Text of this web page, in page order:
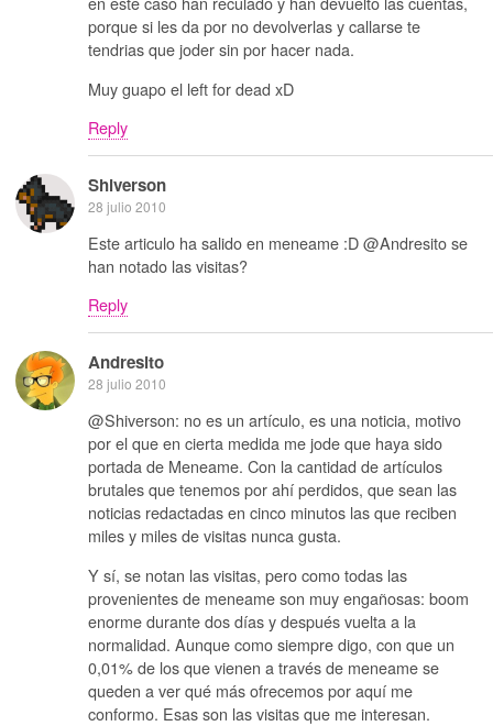
porque si les da por no devolverlas y callarse te
tendrias que joder sin por hacer nada.
Muy guapo el left for dead xD
Reply
Shiverson
28 julio 2010
Este articulo ha salido en meneame :D @Andresito se
han notado las visitas?
Reply
Andresito
28 julio 2010
@Shiverson: no es un artículo, es una noticia, motivo
por el que en cierta medida me jode que haya sido
portada de Meneame. Con la cantidad de artículos
brutales que tenemos por ahí perdidos, que sean las
noticias redactadas en cinco minutos las que reciben
miles y miles de visitas nunca gusta.
Y sí, se notan las visitas, pero como todas las
provenientes de meneame son muy engañosas: boom
enorme durante dos días y después vuelta a la
normalidad. Aunque como siempre digo, con que un
0,01% de los que vienen a través de meneame se
queden a ver qué más ofrecemos por aquí me
conformo. Esas son las visitas que me interesan.